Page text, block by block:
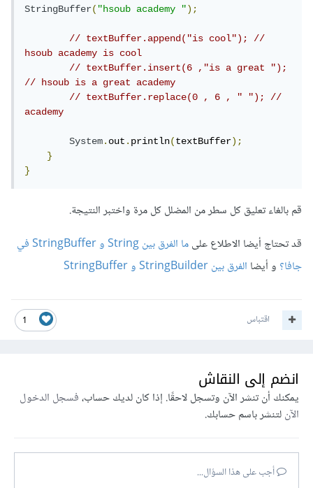
StringBuffer("hsoub academy ");
// textBuffer.append("is cool"); //
hsoub academy is cool
// textBuffer.insert(6 ,"is a great ");
// hsoub is a great academy
// textBuffer.replace(0 , 6 , " "); //
academy
System.out.println(textBuffer);
}
}
قم بالغاء تعليق كل سطر من المضلل كل مرة واختبر النتيجة.
قد تحتاج أيضا الاطلاع على
ما الفرق بين String و StringBuffer في
جافا؟و أيضا الفرق بين StringBuilder و StringBuffer
1 اقتباس
انضم إلى النقاش
يمكنك أن تنشر الآن وتسجل لاحقًا. إذا كان لديك حساب،فسجل الدخول
الآنلتنشر باسم حسابك.
أجب على هذا السؤال...